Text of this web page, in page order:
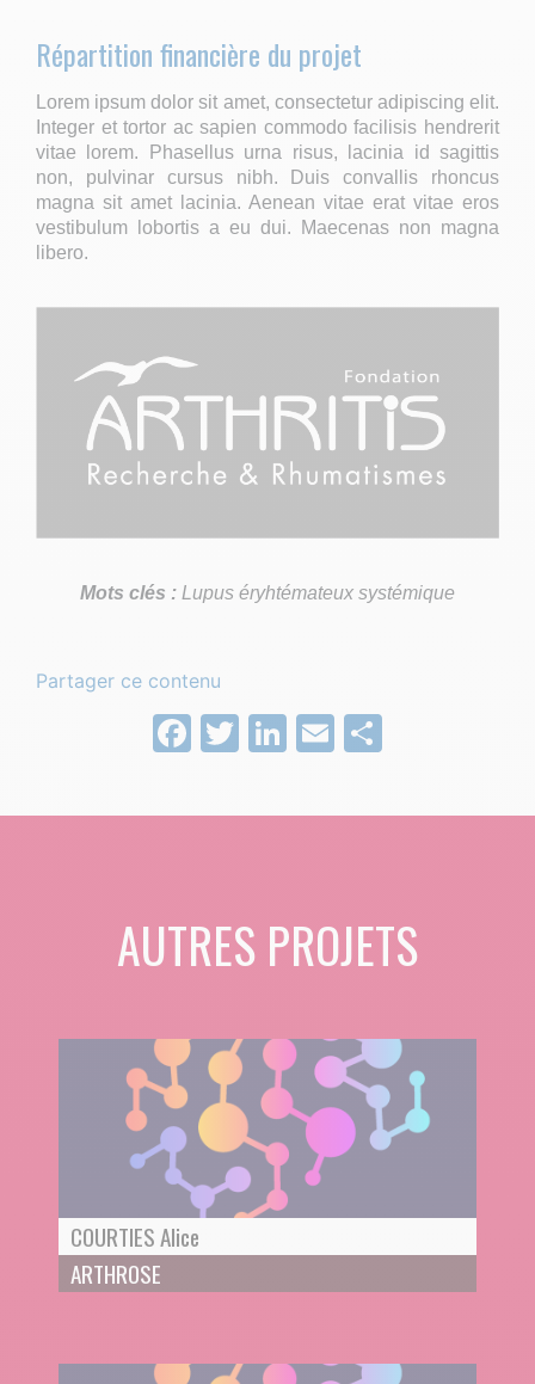
Répartition financière du projet
Lorem ipsum dolor sit amet, consectetur adipiscing elit.
Integer et tortor ac sapien commodo facilisis hendrerit
vitae lorem. Phasellus urna risus, lacinia id sagittis
non, pulvinar cursus nibh. Duis convallis rhoncus
magna sit amet lacinia. Aenean vitae erat vitae eros
vestibulum lobortis a eu dui. Maecenas non magna
libero.
Mots clés : Lupus éryhtémateux systémique
Partager ce contenu
Facebook
Twitter
LinkedIn
Email
AUTRES PROJETS
COURTIES Alice
ARTHROSE